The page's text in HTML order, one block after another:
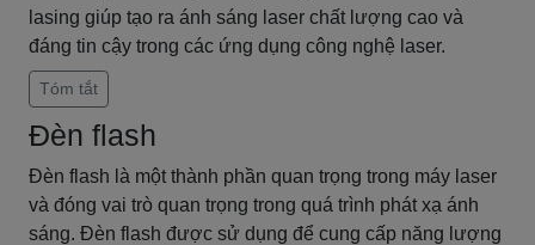
lasing giúp tạo ra ánh sáng laser chất lượng cao và
đáng tin cậy trong các ứng dụng công nghệ laser.
Tóm tắt
Đèn flash
Đèn flash là một thành phần quan trọng trong máy laser
và đóng vai trò quan trọng trong quá trình phát xạ ánh
sáng. Đèn flash được sử dụng để cung cấp năng lượng